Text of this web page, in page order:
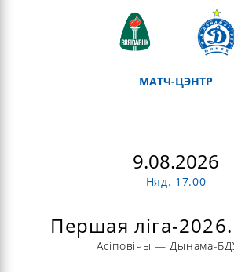
МАТЧ-ЦЭНТР
9.08.2026
Няд. 17.00
Першая ліга-
Асіповічы — Дынама-